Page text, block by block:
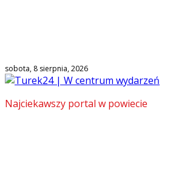
sobota, 8 sierpnia, 2026
Najciekawszy portal w powiecie